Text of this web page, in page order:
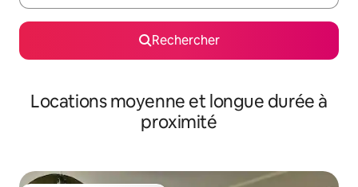
Rechercher
Locations moyenne et longue durée à
proximité